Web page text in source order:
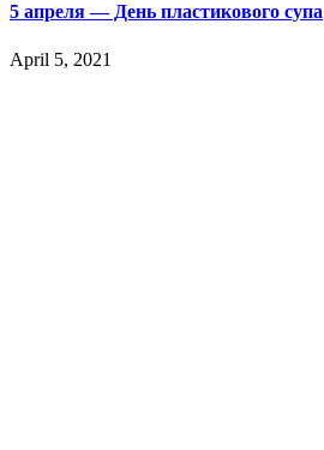
5 апреля — День пластикового супа
April 5, 2021